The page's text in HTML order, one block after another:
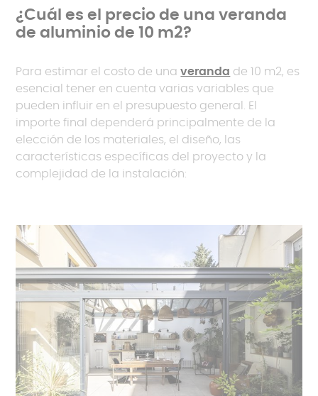
¿Cuál es el precio de una veranda
de aluminio de 10 m2?
Para estimar el costo de unaveranda de 10 m2, es
esencial tener en cuenta varias variables que
pueden influir en el presupuesto general. El
importe final dependerá principalmente de la
elección de los materiales, el diseño, las
características específicas del proyecto y la
complejidad de la instalación: